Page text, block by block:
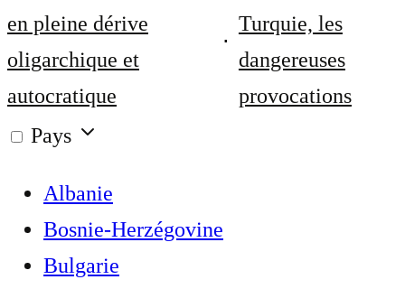
en pleine dérive
oligarchique et
autocratique
Turquie, les
dangereuses
provocations
Pays
Albanie
Bosnie-Herzégovine
Bulgarie